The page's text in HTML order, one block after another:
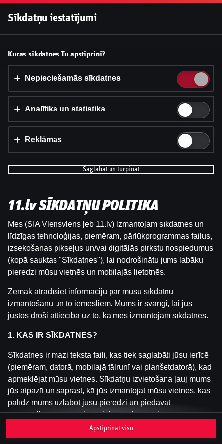
Šai spēlei nav pieejama demo versija. Lūdzu,
pieslēdzies, lai spēlētu ar īstu naudu.
Pieslēgties
Vai pieņemt sīkdatnes?
Šī vietne izmanto 3 dažādu veidu sīkdatnes: obligāti
nepieciešamās, analītikas un statistikas, reklāmas.
Iestatījumi un informācija
Sīkdatņu iestatījumi
Kuras sīkdatnes Tu apstiprini?
Nepieciešamās sīkdatnes
Analītika un statistika
Reklāmas
Saglabāt un turpināt
11.lv SĪKDATŅU POLITIKA
Mēs (SIA Viensviens jeb 11.lv) izmantojam sīkdatnes un
līdzīgas tehnoloģijas, piemēram, pārlūkprogrammas failus,
izsekošanas pikseļus un/vai digitālās pirkstu nospiedumus
(kopā sauktas "Sīkdatnes"), lai nodrošinātu jums labāku
pieredzi mūsu vietnēs un mobilajās lietotnēs.
Zemāk atradīsiet informāciju par mūsu sīkdatņu
izmantošanu un to iemesliem. Mums ir svarīgi, lai jūs
justos droši attiecībā uz to, kā mēs izmantojam sīkdatnes.
1. KAS IR SĪKDATNES?
Sīkdatnes ir mazi teksta faili, kas tiek saglabāti jūsu ierīcē
(piemēram, datorā, mobilajā tālrunī vai planšetdatorā), kad
apmeklējat mūsu vietnes. Sīkdatņu izvietošana ļauj mums
jūs atpazīt un saprast, kā jūs izmantojat mūsu vietnes, kas
palīdz mums uzlabot jūsu pieredzi un piedāvāt
personalizētu saturu, kas pielāgots jūsu vēlmēm.
Sīkdatnes var būt pagaidu (tā sauktas "sesijas sīkdatnes")
Apstiprināt visu